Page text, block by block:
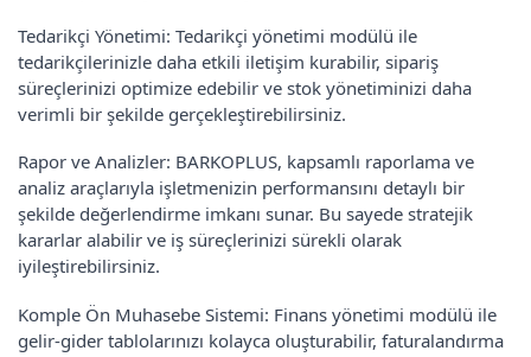
Tedarikçi Yönetimi: Tedarikçi yönetimi modülü ile
tedarikçilerinizle daha etkili iletişim kurabilir, sipariş
süreçlerinizi optimize edebilir ve stok yönetiminizi daha
verimli bir şekilde gerçekleştirebilirsiniz.
Rapor ve Analizler: BARKOPLUS, kapsamlı raporlama ve
analiz araçlarıyla işletmenizin performansını detaylı bir
şekilde değerlendirme imkanı sunar. Bu sayede stratejik
kararlar alabilir ve iş süreçlerinizi sürekli olarak
iyileştirebilirsiniz.
Komple Ön Muhasebe Sistemi: Finans yönetimi modülü ile
gelir-gider tablolarınızı kolayca oluşturabilir, faturalandırma